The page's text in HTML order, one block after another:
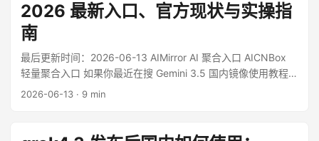
2026 最新入口、官方现状与实操指
南
最后更新时间：2026-06-13 AIMirror AI 聚合入口 AICNBox
轻量聚合入口 如果你最近在搜 Gemini 3.5 国内镜像使用教程，
先要搞清一件事：Google 官方公开的是 Gemini 3.5 模型与
“Gemini 镜像”“Gemini 国内入口”，通常指的是能在中文网络环
2026-06-13 · 9 min